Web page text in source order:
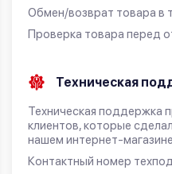
Обмен/возврат товара в
Проверка товара перед
Техническая
Техническая поддержка
клиентов, которые
нашем интернет-
Контактный номер